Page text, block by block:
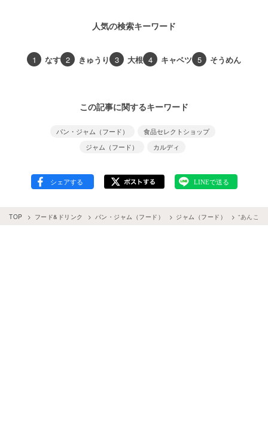
人気の検索キーワード
1 なす 2 きゅうり 3 大根 4 キャベツ 5 そうめん
この記事に関するキーワード
パン・ジャム（フード）
食品セレクトショップ
ジャム（フード）
カルディ
TOP フード&ドリンク パン・ジャム（フード） ジャム（フード） “あんこ